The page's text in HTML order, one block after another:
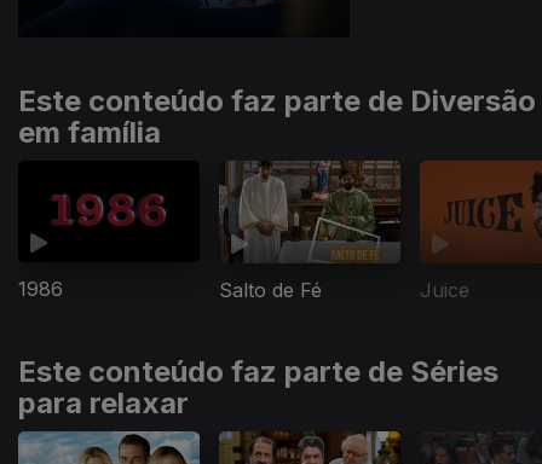
Este conteúdo faz parte de Diversão
em família
1986 Salto de Fé Juice
Este conteúdo faz parte de Séries
para relaxar